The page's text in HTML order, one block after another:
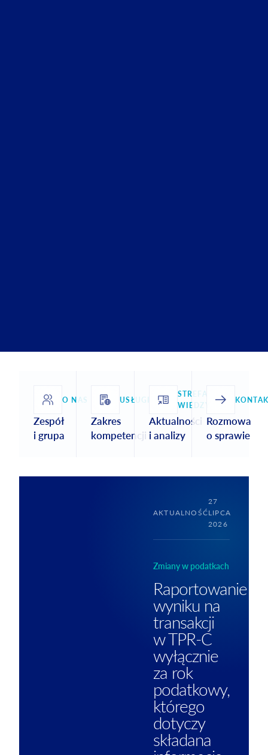
O NAS
Zespół
i grupa
USŁUGI
Zakres
kompetencji
STREFA
WIEDZY
Aktualności
i analizy
Rozmowa
o sprawie
AKTUALNOŚĆ
27
LIPCA
2026
Zmiany w podatkach
Raportowanie
wyniku na
transakcji
w TPR-C
wyłącznie
za rok
podatkowy,
którego
dotyczy
składana